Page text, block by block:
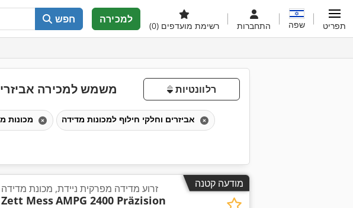
חפש למכירה
רשימת מועדפים (0) התחברות שפה תפריט
משמש למכירה רלוונטיות
מודעה קטנה זרוע מדידה מפרקית ניידת, מכונת מדידה
Zett MessAMPG 2400 Präzision